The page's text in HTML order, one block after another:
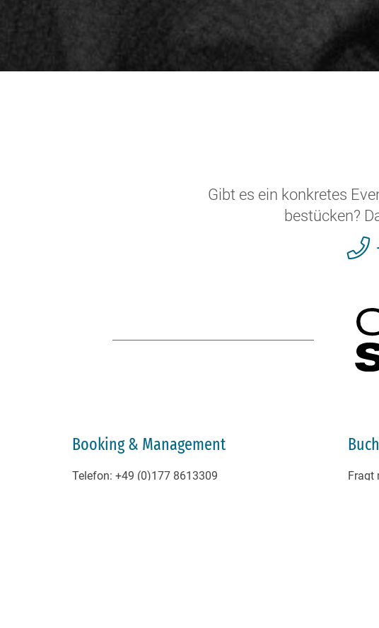
Gibt es ein konkretes
bestücken?
Booking & Management
Telefon: +49 (0)177 8613309
Fragt